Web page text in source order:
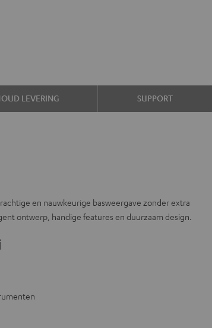
LEVERING SUPPORT
en nauwkeurige basweergave zonder extra
ontwerp, handige features en duurzaam design.